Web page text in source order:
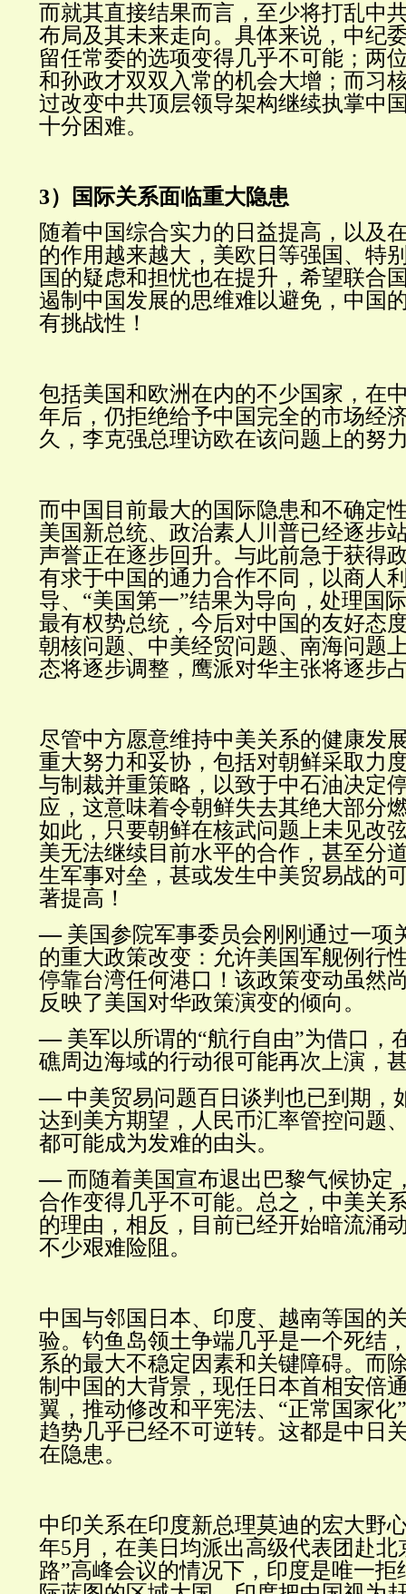
而就其直接结果而言，至少将打乱中
布局及其未来走向。具体来说，中纪
留任常委的选项变得几乎不可能；两
和孙政才双双入常的机会大增；而习
过改变中共顶层领导架构继续执掌中
十分困难。
3）国际关系面临重大隐患
随着中国综合实力的日益提高，以及
的作用越来越大，美欧日等强国、特
国的疑虑和担忧也在提升，希望联合
遏制中国发展的思维难以避免，中国
有挑战性！
包括美国和欧洲在内的不少国家，在
年后，仍拒绝给予中国完全的市场经
久，李克强总理访欧在该问题上的努
而中国目前最大的国际隐患和不确定
美国新总统、政治素人川普已经逐步
声誉正在逐步回升。与此前急于获得
有求于中国的通力合作不同，以商人
导、“美国第一”结果为导向，处理国
最有权势总统，今后对中国的友好态
朝核问题、中美经贸问题、南海问题
态将逐步调整，鹰派对华主张将逐步
尽管中方愿意维持中美关系的健康发
重大努力和妥协，包括对朝鲜采取力
与制裁并重策略，以致于中石油决定
应，这意味着令朝鲜失去其绝大部分
如此，只要朝鲜在核武问题上未见改
美无法继续目前水平的合作，甚至分
生军事对垒，甚或发生中美贸易战的
著提高！
— 美国参院军事委员会刚刚通过一项
的重大政策改变：允许美国军舰例行
停靠台湾任何港口！该政策变动虽然
反映了美国对华政策演变的倾向。
—美军以所谓的“航行自由”为借口 ，
礁周边海域的行动很可能再次上演，
—中美贸易问题百日谈判也已到期，
达到美方期望，人民币汇率管控问题
都可能成为发难的由头。
—而随着美国宣布退出巴黎气候协定
合作变得几乎不可能。总之，中美关
的理由，相反，目前已经开始暗流涌
不少艰难险阻。
中国与邻国日本、印度、越南等国的
验。钓鱼岛领土争端几乎是一个死结
系的最大不稳定因素和关键障碍。而
制中国的大背景，现任日本首相安倍
翼 ， 推动修改和平宪法、“正常国家化
趋势几乎已经不可逆转。这都是中日
在隐患。
中印关系在印度新总理莫迪的宏大野
年5月，在美日均派出高级代表团赴北
路”高峰会议的情况下，印度是唯一